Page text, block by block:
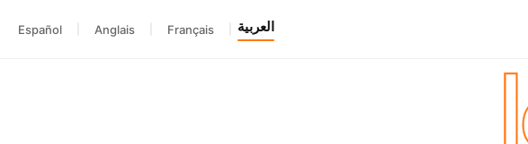
العربية Français
Anglais
Español